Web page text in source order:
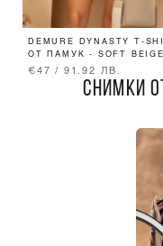
DEMURE DYNASTY T-
ОТ ПАМУК - SOFT BEIGE
€47 / 91.92 ЛВ.
СНИМКИ